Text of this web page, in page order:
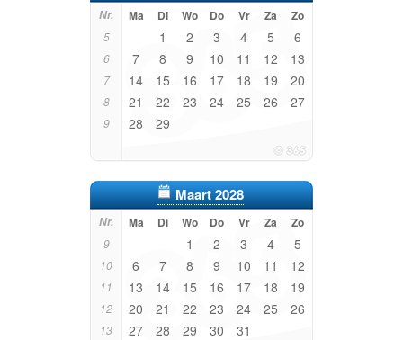
Nr. Ma Di Wo Do Vr Za Zo
5 1 2 3 4 5 6
6 7 8 9 10 11 12 13
7 14 15 16 17 18 19 20
8 21 22 23 24 25 26 27
9 28 29
Maart 2028
Nr. Ma Di Wo Do Vr Za Zo
9 1 2 3 4 5
10 6 7 8 9 10 11 12
11 13 14 15 16 17 18 19
12 20 21 22 23 24 25 26
13 27 28 29 30 31